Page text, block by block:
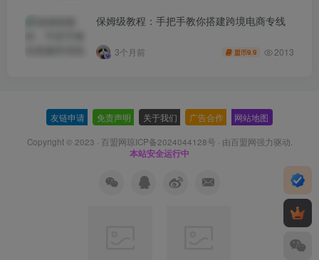
保姆级教程：手把手教你搭建跨境电商专线
3个月前 盟币9.9 2013
友链申请 免责声明 关于我们 广告合作 网站地图
Copyright © 2023 · 百盟网琼ICP备2024044128号 · 由百盟网强力驱动.
本站安全运行中